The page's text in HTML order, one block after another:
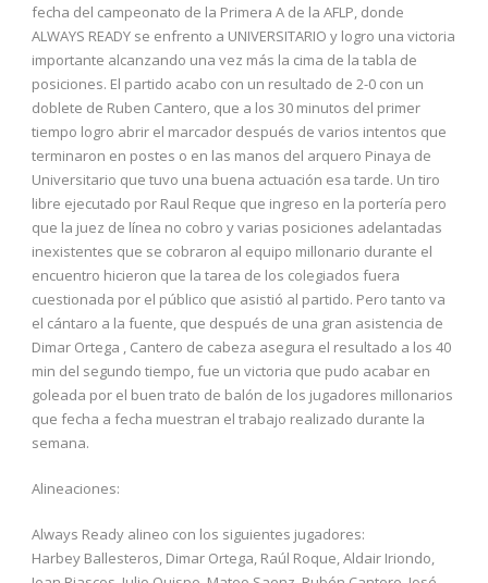
fecha del campeonato de la Primera A de la AFLP, donde
ALWAYS READY se enfrento a UNIVERSITARIO y logro una victoria
importante alcanzando una vez más la cima de la tabla de
posiciones. El partido acabo con un resultado de 2-0 con un
doblete de Ruben Cantero, que a los 30 minutos del primer
tiempo logro abrir el marcador después de varios intentos que
terminaron en postes o en las manos del arquero Pinaya de
Universitario que tuvo una buena actuación esa tarde. Un tiro
libre ejecutado por Raul Reque que ingreso en la portería pero
que la juez de línea no cobro y varias posiciones adelantadas
inexistentes que se cobraron al equipo millonario durante el
encuentro hicieron que la tarea de los colegiados fuera
cuestionada por el público que asistió al partido. Pero tanto va
el cántaro a la fuente, que después de una gran asistencia de
Dimar Ortega , Cantero de cabeza asegura el resultado a los 40
min del segundo tiempo, fue un victoria que pudo acabar en
goleada por el buen trato de balón de los jugadores millonarios
que fecha a fecha muestran el trabajo realizado durante la
semana.
Alineaciones:
Always Ready alineo con los siguientes jugadores:
Harbey Ballesteros, Dimar Ortega, Raúl Roque, Aldair Iriondo,